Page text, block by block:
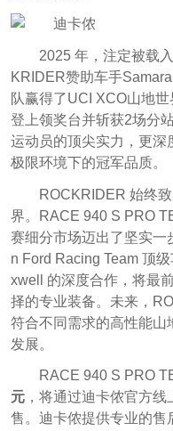
2025 年，注定被载
KRIDER赞助车手
队赢得了UCI XCO山地
登上领奖台并斩获2场分
运动员的顶尖实力，更深
极限环境下的冠军品质。
ROCKRIDER 始终
界。RACE 940 S PRO
赛细分市场迈出了坚实
n Ford Racing Team 顶
xwell 的深度合作，将最
择的专业装备。未来，
符合不同需求的高性能山
发展。
RACE 940 S PRO
元，将通过迪卡侬官方线
售。迪卡侬提供专业的售